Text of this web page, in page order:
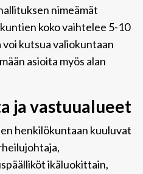
nimeämät
koko vaihtelee 5-10
kutsua valiokuntaan
asioita myös alan
ja vastuualueet
henkilökuntaan kuuluvat
ikäluokittain,